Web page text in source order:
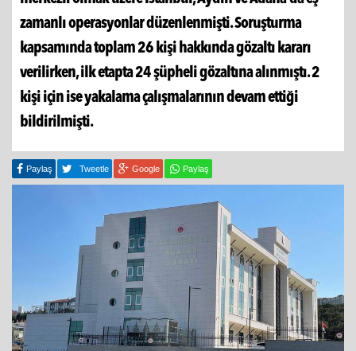
merkezli olmak üzere İstanbul, Aydın ve Adana'da eş
zamanlı operasyonlar düzenlenmişti. Soruşturma
kapsamında toplam 26 kişi hakkında gözaltı kararı
verilirken, ilk etapta 24 şüpheli gözaltına alınmıştı. 2
kişi için ise yakalama çalışmalarının devam ettiği
Paylaş Tweetle Google Paylaş